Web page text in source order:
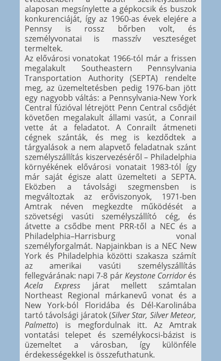
alaposan megsínylette a gépkocsik és buszok
konkurenciáját, így az 1960-as évek elejére a
Pennsy is rossz bőrben volt, és
személyvonatai is masszív veszteséget
termeltek.
Az elővárosi vonatokat 1966-tól már a frissen
megalakult Southeastern Pennsylvania
Transportation Authority (SEPTA) rendelte
meg, az üzemeltetésben pedig 1976-ban jött
egy nagyobb váltás: a Pennsylvania-New York
Central fúzióval létrejött Penn Central csődjét
követően megalakult állami vasút, a Conrail
vette át a feladatot. A Conrailt átmeneti
cégnek szánták, és meg is kezdődtek a
tárgyalások a nem alapvető feladatnak szánt
személyszállítás kiszervezéséről – Philadelphia
környékének elővárosi vonatait 1983-tól így
már saját égisze alatt üzemelteti a SEPTA.
Eközben a távolsági szegmensben is
megváltoztak az erőviszonyok, 1971-ben
Amtrak néven megkezdte működését a
szövetségi vasúti személyszállító cég, és
átvette a csődbe ment PRR-től a NEC és a
Philadelphia–Harrisburg vonal
személyforgalmát. Napjainkban is a NEC New
York és Philadelphia közötti szakasza számít
az amerikai vasúti személyszállítás
fellegvárának: napi 7-8 párKeystone Corridorés
Acela Express járat mellett számtalan
Northeast Regional márkanevű vonat és a
New York-ból Floridába és Dél-Karolinába
tartó távolsági járatok (Silver Star, Silver Meteor,
Palmetto) is megfordulnak itt. Az Amtrak
vontatási telepet és személykocsi-bázist is
üzemeltet a városban, így különféle
érdekességekkel is összefuthatunk.